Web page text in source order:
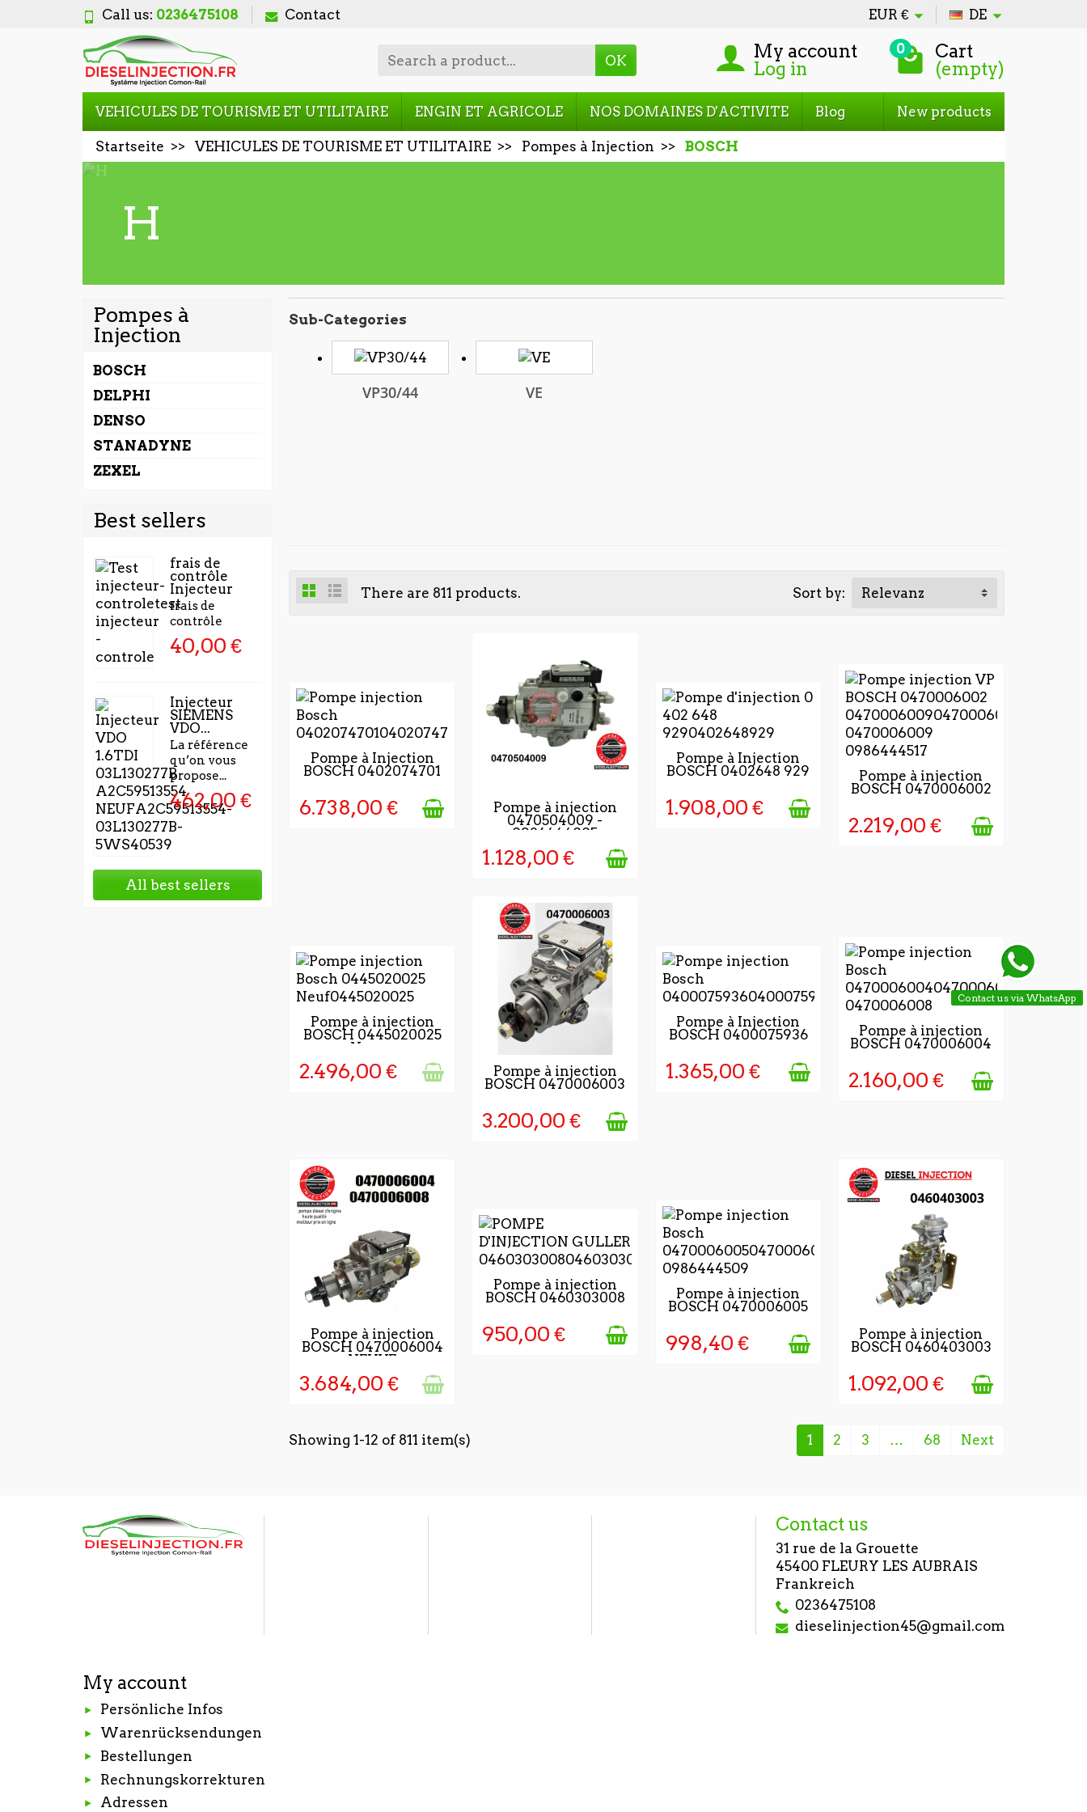
Call us: 0236475108 Contact EUR € DE
OK My account
Log in
0 Cart
(empty)
VEHICULES DE TOURISME ET UTILITAIRE ENGIN ET AGRICOLE NOS DOMAINES D'ACTIVITE Blog New products
Startseite VEHICULES DE TOURISME ET UTILITAIRE Pompes à Injection BOSCH
H
Pompes à
Injection
BOSCH
DELPHI
DENSO
STANADYNE
ZEXEL
Best sellers
frais de
contrôle
Injecteur
frais de
contrôle
40,00 €
Injecteur
SIEMENS
VDO...
La référence
qu’on vous
propose...
462,00 €
All best sellers
Sub-Categories
VP30/44 VE
There are 811 products. Sort by: Relevanz
5 À 7 JOURS APRÈS
VALIDATION DE LA
Pompe à Injection
BOSCH 0402074701
6.738,00 € DISPONIBLE
Pompe à injection
0470504009 -
0986444005
1.128,00 €
3 À 5 JOURS APRÉS
LA VALIDATION DE
Pompe à Injection
BOSCH 0402648 929
1.908,00 €
DISPONIBLE
Pompe à injection
BOSCH 0470006002
2.219,00 €
NICHT AUF LAGER
Pompe à injection
BOSCH 0445020025
Neuve
2.496,00 € DISPONIBLE
Pompe à injection
BOSCH 0470006003
3.200,00 €
DISPONIBLE
Pompe à Injection
BOSCH 0400075936
1.365,00 €
DISPONIBLE
Pompe à injection
BOSCH 0470006004
2.160,00 €
NICHT AUF LAGER
Pompe à injection
BOSCH 0470006004
NEUVE
3.684,00 €
5 À 7 JOURS APRÈS
VALIDATION DE LA
Pompe à injection
BOSCH 0460303008
950,00 €
2 - 4 JOURS APRÈS
VALIDATION DE LA
Pompe à injection
BOSCH 0470006005
998,40 €
5 - 7 JOURS APRÈS
VALIDATION DE LA
Pompe à injection
BOSCH 0460403003
1.092,00 €
Showing 1-12 of 811 item(s) 1 2 3 … 68 Next
Contact us
31 rue de la Grouette
45400 FLEURY LES AUBRAIS
Frankreich
0236475108
dieselinjection45@gmail.com
My account
Persönliche Infos
Warenrücksendungen
Bestellungen
Rechnungskorrekturen
Adressen
Contact us via WhatsApp